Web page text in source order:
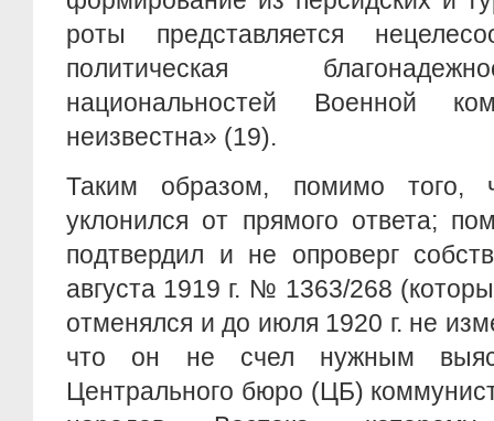
роты представляется
политическая
национальностей Военной
неизвестна» (19).
Таким образом, помимо того,
уклонился от прямого ответа;
подтвердил и не опроверг
августа 1919 г. № 1363/268
отменялся и до июля 1920 г. не
что он не счел нужным
Центрального бюро (ЦБ)